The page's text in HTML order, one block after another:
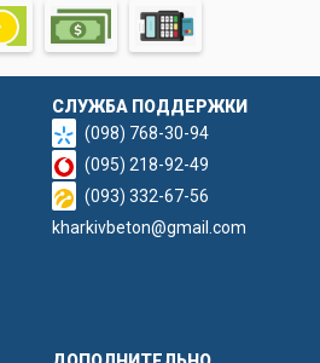
распределение нагрузки во
этому готовые изделия
и с четким, детализированным
СЛУЖБА ПОДДЕРЖКИ
(098) 768-30-94
(095) 218-92-49
(093) 332-67-56
kharkivbeton@gmail.com